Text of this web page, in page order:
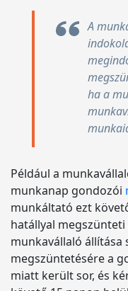
A
ha a
Például a
munkanap gondozói
munkáltató ezt
hatállyal
munkavállaló állítása
megszüntetésére a
miatt került sor, és